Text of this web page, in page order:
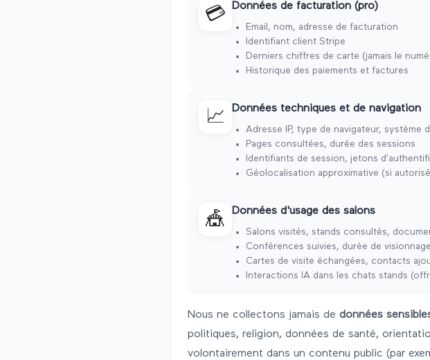
💳 Données de facturation (pro)
Email, nom, adresse de facturation
Identifiant client Stripe
Derniers chiffres de carte (jamais le
Historique des paiements et factures
📈 Données techniques et de navigation
Adresse IP, type de navigateur, système
Pages consultées, durée des sessions
Identifiants de session, jetons
Géolocalisation approximative (si
🎪 Données d'usage des salons
Salons visités, stands consultés,
Conférences suivies, durée de visionnage
Cartes de visite échangées, contacts
Interactions IA dans les chats stands
Nous ne collectons jamais de données
politiques, religion, données de santé,
volontairement dans un contenu public (par